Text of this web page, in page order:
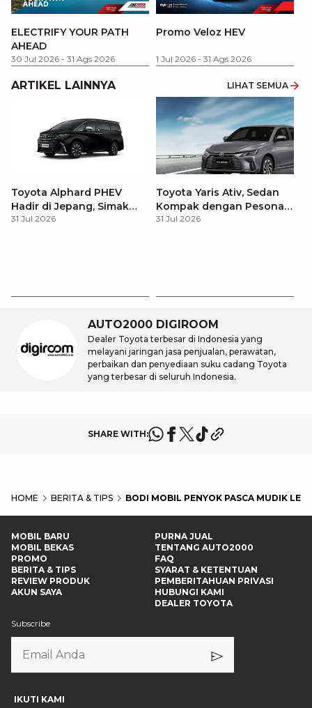
ELECTRIFY YOUR PATH
AHEAD
30 Jul 2026 - 31 Ags 2026
Promo Veloz HEV
1 Jul 2026 - 31 Ags 2026
ARTIKEL LAINNYA LIHAT SEMUA
Toyota Alphard PHEV
Hadir di Jepang, Simak
Pembaruan dan Fitur
31 Jul 2026
Toyota Yaris Ativ, Sedan
Kompak dengan Pesona
Modern
31 Jul 2026
AUTO2000 DIGIROOM
Dealer Toyota terbesar di Indonesia yang
melayani jaringan jasa penjualan, perawatan,
perbaikan dan penyediaan suku cadang Toyota
yang terbesar di seluruh Indonesia.
SHARE WITH:
HOME BERITA & TIPS BODI MOBIL PENYOK PASCA MUDIK
MOBIL BARU
MOBIL BEKAS
PROMO
BERITA & TIPS
REVIEW PRODUK
AKUN SAYA
PURNA JUAL
TENTANG AUTO2000
FAQ
SYARAT & KETENTUAN
PEMBERITAHUAN PRIVASI
HUBUNGI KAMI
DEALER TOYOTA
Subscribe
IKUTI KAMI